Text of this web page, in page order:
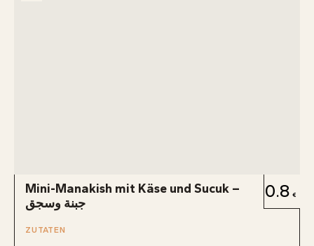
Mini-Manakish mit Käse und Sucuk –
جبنة وسجق
0.8
ZUTATEN